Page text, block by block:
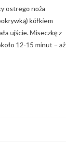
ostrego noża
kółkiem
ujście. Miseczkę z
12-15 minut – aż